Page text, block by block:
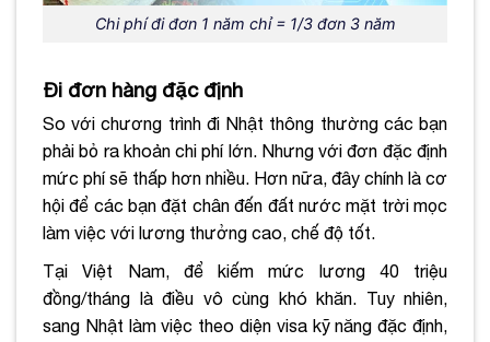
Chi phí đi đơn 1 năm chỉ = 1/3 đơn 3 năm
Đi đơn hàng đặc định
So với chương trình đi Nhật thông thường các bạn
phải bỏ ra khoản chi phí lớn. Nhưng với đơn đặc định
mức phí sẽ thấp hơn nhiều. Hơn nữa, đây chính là cơ
hội để các bạn đặt chân đến đất nước mặt trời mọc
làm việc với lương thưởng cao, chế độ tốt.
Tại Việt Nam, để kiếm mức lương 40 triệu
đồng/tháng là điều vô cùng khó khăn. Tuy nhiên,
sang Nhật làm việc theo diện visa kỹ năng đặc định,